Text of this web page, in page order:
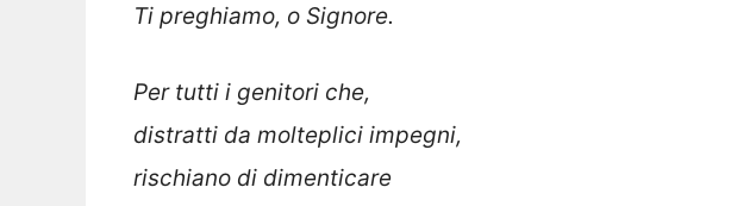
Ti preghiamo, o Signore.
Per tutti i genitori che,
distratti da molteplici impegni,
rischiano di dimenticare